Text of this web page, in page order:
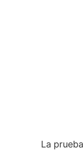
La